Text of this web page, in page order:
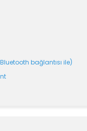
bağlantısı ile)